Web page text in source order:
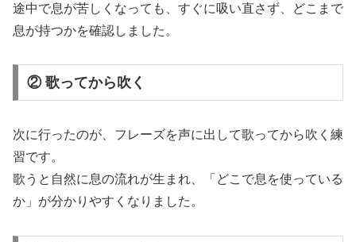
途中で息が苦しくなっても、すぐに吸い直さず、どこまで
息が持つかを確認しました。
② 歌ってから吹く
次に行ったのが、フレーズを声に出して歌ってから吹く練
習です。
歌うと自然に息の流れが生まれ、「どこで息を使っている
か」が分かりやすくなりました。